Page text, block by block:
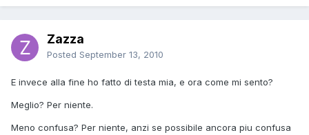
Zazza
Posted September 13, 2010
E invece alla fine ho fatto di testa mia, e ora come mi sento?
Meglio? Per niente.
Meno confusa? Per niente, anzi se possibile ancora piu confusa